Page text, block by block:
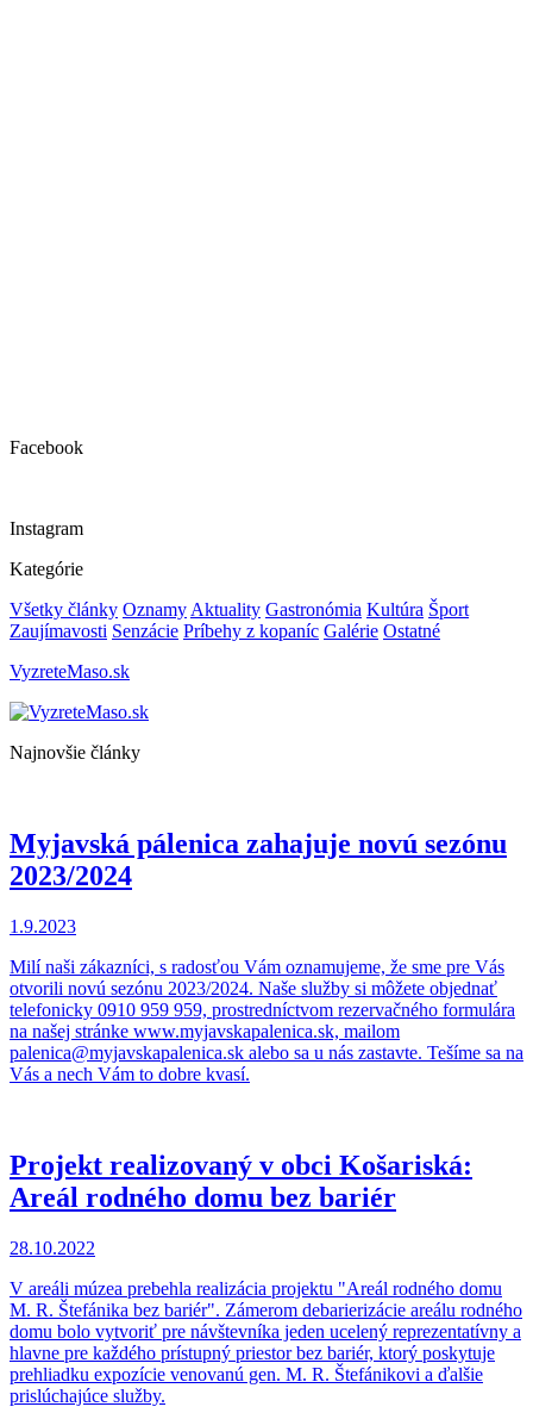
Facebook
Instagram
Kategórie
Všetky články Oznamy Aktuality Gastronómia Kultúra Šport
Zaujímavosti Senzácie Príbehy z kopaníc Galérie Ostatné
VyzreteMaso.sk
Najnovšie články
Myjavská pálenica zahajuje novú sezónu
2023/2024
1.9.2023
Milí naši zákazníci, s radosťou Vám oznamujeme, že sme pre Vás
otvorili novú sezónu 2023/2024. Naše služby si môžete objednať
telefonicky 0910 959 959, prostredníctvom rezervačného formulára
na našej stránke www.myjavskapalenica.sk, mailom
palenica@myjavskapalenica.sk alebo sa u nás zastavte. Tešíme sa na
Vás a nech Vám to dobre kvasí.
Projekt realizovaný v obci Košariská:
Areál rodného domu bez bariér
28.10.2022
V areáli múzea prebehla realizácia projektu "Areál rodného domu
M. R. Štefánika bez bariér". Zámerom debarierizácie areálu rodného
domu bolo vytvoriť pre návštevníka jeden ucelený reprezentatívny a
hlavne pre každého prístupný priestor bez bariér, ktorý poskytuje
prehliadku expozície venovanú gen. M. R. Štefánikovi a ďalšie
prislúchajúce služby.